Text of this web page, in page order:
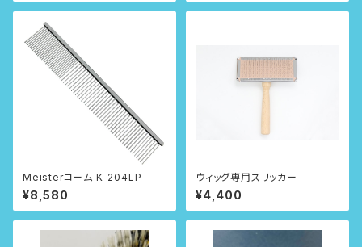
Meisterコーム K-204LP
¥8,580
ウィッグ専用スリッカー
¥4,400